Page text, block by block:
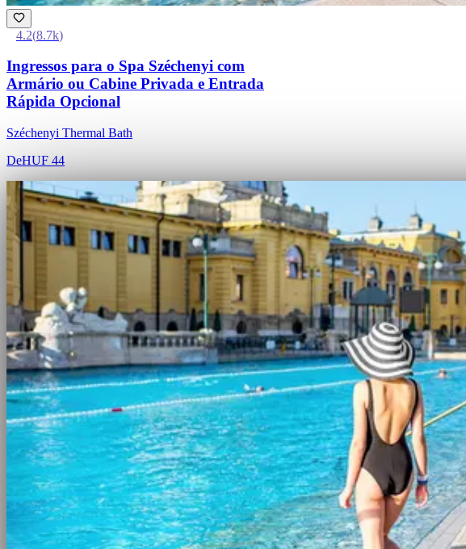
4.2(8.7k)
Ingressos para o Spa Széchenyi com
Armário ou Cabine Privada e Entrada
Rápida Opcional
Széchenyi Thermal Bath
DeHUF 44